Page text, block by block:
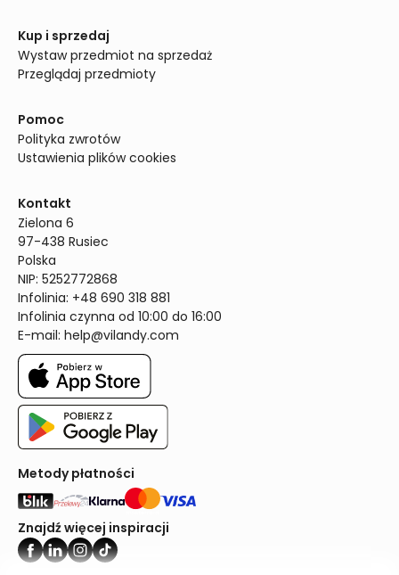
Kup i sprzedaj
Wystaw przedmiot na sprzedaż
Przeglądaj przedmioty
Pomoc
Polityka zwrotów
Ustawienia plików cookies
Kontakt
Zielona 6
97-438 Rusiec
Polska
NIP: 5252772868
Infolinia: +48 690 318 881
Infolinia czynna od 10:00 do 16:00
E-mail: help@vilandy.com
Metody płatności
Znajdź więcej inspiracji